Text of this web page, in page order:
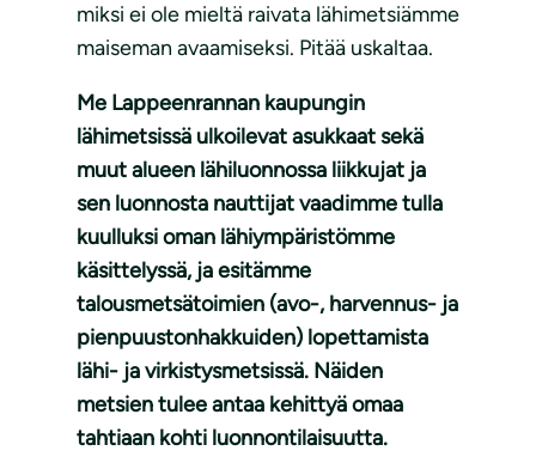
miksi ei ole mieltä raivata lähimetsiämme
maiseman avaamiseksi. Pitää uskaltaa.
Me Lappeenrannan kaupungin
lähimetsissä ulkoilevat asukkaat sekä
muut alueen lähiluonnossa liikkujat ja
sen luonnosta nauttijat vaadimme tulla
kuulluksi oman lähiympäristömme
käsittelyssä, ja esitämme
talousmetsätoimien (avo-, harvennus- ja
pienpuustonhakkuiden) lopettamista
lähi- ja virkistysmetsissä. Näiden
metsien tulee antaa kehittyä omaa
tahtiaan kohti luonnontilaisuutta.